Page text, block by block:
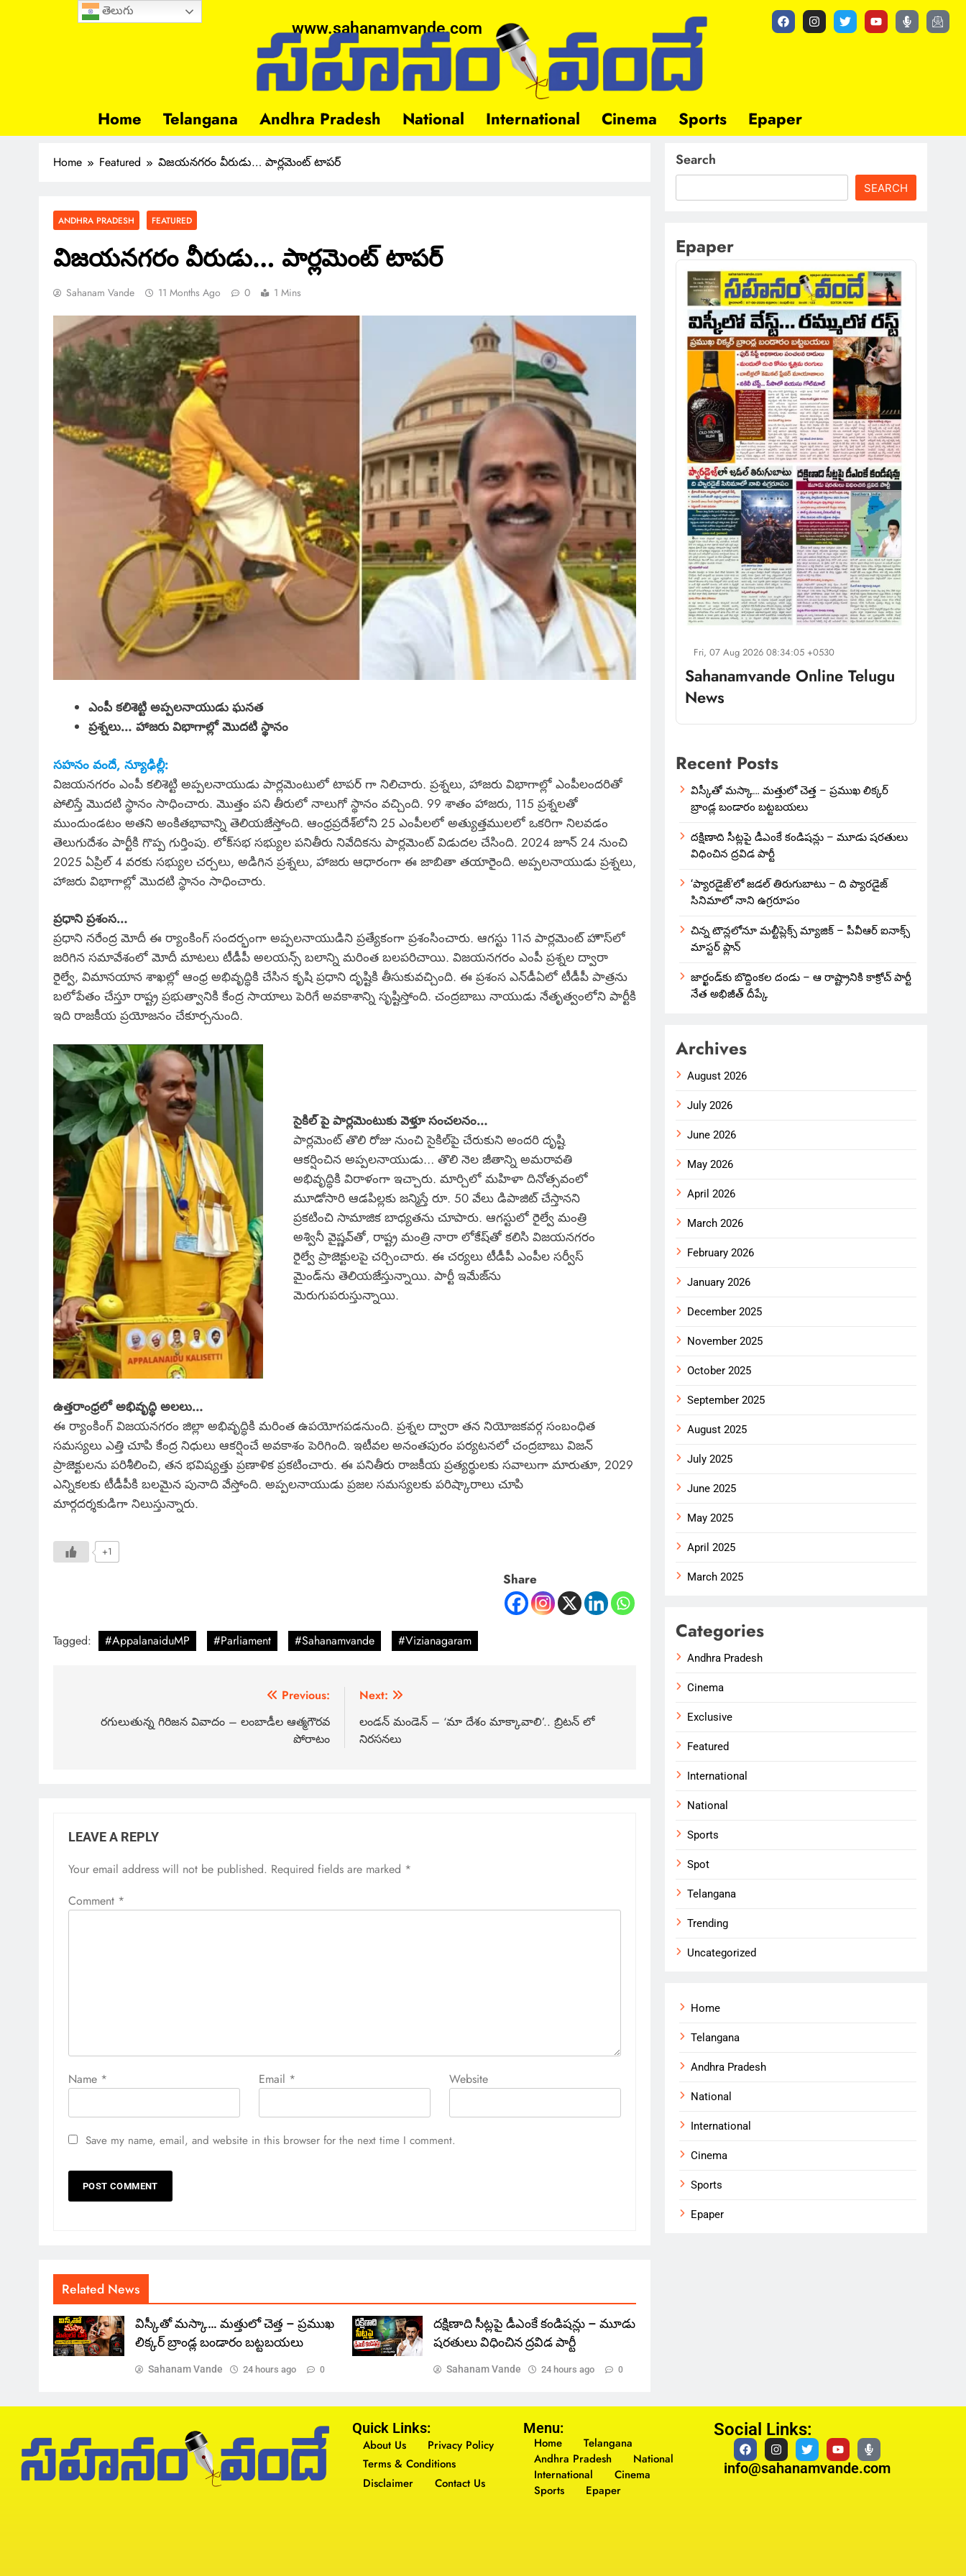
www.sahanamvande.com
Home Telangana Andhra Pradesh National International Cinema Sports Epaper
Home Featured విజయనగరం వీరుడు… పార్లమెంట్ టాపర్
ANDHRA PRADESH FEATURED
విజయనగరం వీరుడు… పార్లమెంట్ టాపర్
Sahanam Vande 11 Months Ago 0 1 Mins
ఎంపీ కలిశెట్టి అప్పలనాయుడు ఘనత
ప్రశ్నలు… హాజరు విభాగాల్లో మొదటి స్థానం
సహనం వందే, న్యూఢిల్లీ:
విజయనగరం ఎంపీ కలిశెట్టి అప్పలనాయుడు పార్లమెంటులో టాపర్ గా నిలిచారు. ప్రశ్నలు, హాజరు విభాగాల్లో ఎంపీలందరితో
పోలిస్తే మొదటి స్థానం సాధించారు. మొత్తం పని తీరులో నాలుగో స్థానం వచ్చింది. 99 శాతం హాజరు, 115 ప్రశ్నలతో
ముందుండటం అతని అంకితభావాన్ని తెలియజేస్తోంది. ఆంధ్రప్రదేశ్‌లోని 25 ఎంపీలలో అత్యుత్తములలో ఒకరిగా నిలవడం
తెలుగుదేశం పార్టీకి గొప్ప గుర్తింపు. లోక్‌సభ సభ్యుల పనితీరు నివేదికను పార్లమెంట్ విడుదల చేసింది. 2024 జూన్ 24 నుంచి
2025 ఏప్రిల్ 4 వరకు సభ్యుల చర్చలు, అడిగిన ప్రశ్నలు, హాజరు ఆధారంగా ఈ జాబితా తయారైంది. అప్పలనాయుడు ప్రశ్నలు,
హాజరు విభాగాల్లో మొదటి స్థానం సాధించారు.
ప్రధాని ప్రశంస…
ప్రధాని నరేంద్ర మోదీ ఈ ర్యాంకింగ్ సందర్భంగా అప్పలనాయుడిని ప్రత్యేకంగా ప్రశంసించారు. ఆగస్టు 11న పార్లమెంట్ హౌస్‌లో
జరిగిన సమావేశంలో మోదీ మాటలు టీడీపీ అలయన్స్ బలాన్ని మరింత బలపరిచాయి. విజయనగరం ఎంపీ ప్రశ్నల ద్వారా
రైల్వే, విమానయాన శాఖల్లో ఆంధ్ర అభివృద్ధికి చేసిన కృషి ప్రధాని దృష్టికి తీసుకువచ్చింది. ఈ ప్రశంస ఎన్‌డీఏలో టీడీపీ పాత్రను
బలోపేతం చేస్తూ రాష్ట్ర ప్రభుత్వానికి కేంద్ర సాయాలు పెరిగే అవకాశాన్ని సృష్టిస్తోంది. చంద్రబాబు నాయుడు నేతృత్వంలోని పార్టీకి
ఇది రాజకీయ ప్రయోజనం చేకూర్చనుంది.
సైకిల్ పై పార్లమెంటుకు వెళ్తూ సంచలనం…
పార్లమెంట్ తొలి రోజు నుంచి సైకిల్‌పై చేరుకుని అందరి దృష్టి
ఆకర్షించిన అప్పలనాయుడు… తొలి నెల జీతాన్ని అమరావతి
అభివృద్ధికి విరాళంగా ఇచ్చారు. మార్చిలో మహిళా దినోత్సవంలో
మూడోసారి ఆడపిల్లకు జన్మిస్తే రూ. 50 వేలు డిపాజిట్ చేస్తానని
ప్రకటించి సామాజిక బాధ్యతను చూపారు. ఆగస్టులో రైల్వే మంత్రి
అశ్వినీ వైష్ణవ్‌తో, రాష్ట్ర మంత్రి నారా లోకేష్‌తో కలిసి విజయనగరం
రైల్వే ప్రాజెక్టులపై చర్చించారు. ఈ చర్యలు టీడీపీ ఎంపీల సర్వీస్
మైండ్‌ను తెలియజేస్తున్నాయి. పార్టీ ఇమేజ్‌ను
మెరుగుపరుస్తున్నాయి.
ఉత్తరాంధ్రలో అభివృద్ధి అలలు…
ఈ ర్యాంకింగ్ విజయనగరం జిల్లా అభివృద్ధికి మరింత ఉపయోగపడనుంది. ప్రశ్నల ద్వారా తన నియోజకవర్గ సంబంధిత
సమస్యలు ఎత్తి చూపి కేంద్ర నిధులు ఆకర్షించే అవకాశం పెరిగింది. ఇటీవల అనంతపురం పర్యటనలో చంద్రబాబు విజన్
ప్రాజెక్టులను పరిశీలించి, తన భవిష్యత్తు ప్రణాళిక ప్రకటించారు. ఈ పనితీరు రాజకీయ ప్రత్యర్ధులకు సవాలుగా మారుతూ, 2029
ఎన్నికలకు టీడీపీకి బలమైన పునాది వేస్తోంది. అప్పలనాయుడు ప్రజల సమస్యలకు పరిష్కారాలు చూపి
మార్గదర్శకుడిగా నిలుస్తున్నారు.
+1
Share
Tagged: #AppalanaiduMP #Parliament #Sahanamvande #Vizianagaram
Previous:
రగులుతున్న గిరిజన వివాదం – లంబాడీల ఆత్మగౌరవ
పోరాటం
Next:
లండన్ మండెన్ – ‘మా దేశం మాక్కావాలి’.. బ్రిటన్ లో
నిరసనలు
LEAVE A REPLY
Your email address will not be published. Required fields are marked *
Comment *
Name * Email * Website
Save my name, email, and website in this browser for the next time I comment.
Related News
విస్కీతో మస్కా… మత్తులో చెత్త – ప్రముఖ
లిక్కర్ బ్రాండ్ల బండారం బట్టబయలు
Sahanam Vande 24 hours ago 0
దక్షిణాది సీట్లపై డీఎంకే కండిషన్లు – మూడు
షరతులు విధించిన ద్రవిడ పార్టీ
Sahanam Vande 24 hours ago 0
Search
SEARCH
Epaper
Fri, 07 Aug 2026 08:34:05 +0530
Sahanamvande Online Telugu
News
Recent Posts
విస్కీతో మస్కా… మత్తులో చెత్త – ప్రముఖ లిక్కర్
బ్రాండ్ల బండారం బట్టబయలు
దక్షిణాది సీట్లపై డీఎంకే కండిషన్లు – మూడు షరతులు
విధించిన ద్రవిడ పార్టీ
‘ప్యారడైజ్’లో జడల్ తిరుగుబాటు – ది ప్యారడైజ్
సినిమాలో నాని ఉగ్రరూపం
చిన్న టౌన్లలోనూ మల్టీప్లెక్స్‌ మ్యాజిక్ – పీవీఆర్ ఐనాక్స్
మాస్టర్ ప్లాన్
జార్ఖండ్‌కు బొద్దింకల దండు – ఆ రాష్ట్రానికి కాక్రోచ్ పార్టీ
నేత అభిజీత్ దీప్కే
Archives
August 2026
July 2026
June 2026
May 2026
April 2026
March 2026
February 2026
January 2026
December 2025
November 2025
October 2025
September 2025
August 2025
July 2025
June 2025
May 2025
April 2025
March 2025
Categories
Andhra Pradesh
Cinema
Exclusive
Featured
International
National
Sports
Spot
Telangana
Trending
Uncategorized
Home
Telangana
Andhra Pradesh
National
International
Cinema
Sports
Epaper
Quick Links:
About Us
Privacy Policy
Terms & Conditions
Disclaimer
Contact Us
Menu:
Home
Telangana
Andhra Pradesh
National
International
Cinema
Sports
Epaper
Social Links:
info@sahanamvande.com
తెలుగు